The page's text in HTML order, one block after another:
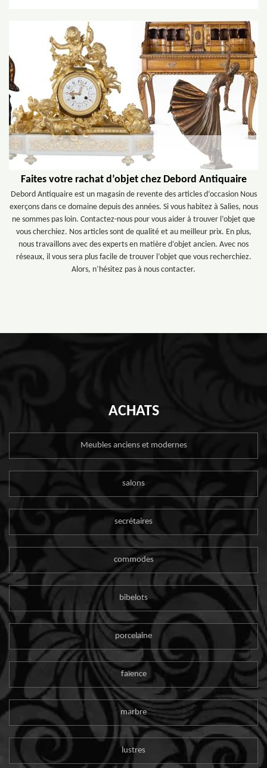
Faites votre rachat d’objet chez Debord Antiquaire
Debord Antiquaire est un magasin de revente des articles d’occasion Nous
exerçons dans ce domaine depuis des années. Si vous habitez à Salies, nous
ne sommes pas loin. Contactez-nous pour vous aider à trouver l’objet que
vous cherchiez. Nos articles sont de qualité et au meilleur prix. En plus,
nous travaillons avec des experts en matière d’objet ancien. Avec nos
réseaux, il vous sera plus facile de trouver l’objet que vous recherchiez.
Alors, n’hésitez pas à nous contacter.
ACHATS
Meubles anciens et modernes
salons
secrétaires
commodes
bibelots
porcelaine
faïence
marbre
lustres